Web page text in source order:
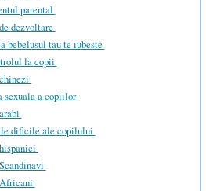
parental
dezvoltare
bebelusul tau te iubeste
la copii
sexuala a copiilor
dificile ale copilului